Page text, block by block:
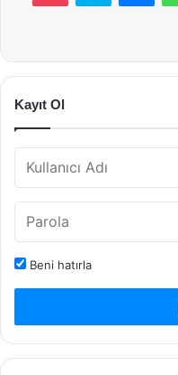
Kayıt Ol
Beni hatırla